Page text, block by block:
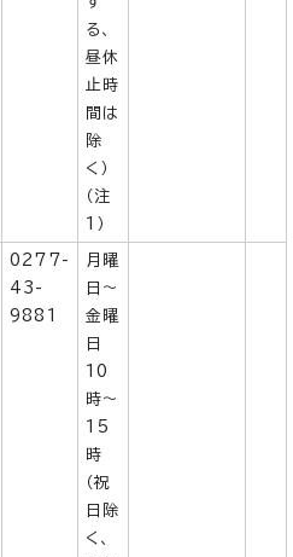
る、
昼休
止時
間は
除
く）
（注
1）
0277-
43-
9881
月曜
日～
金曜
日
10
時～
15
時
（祝
日除
く、